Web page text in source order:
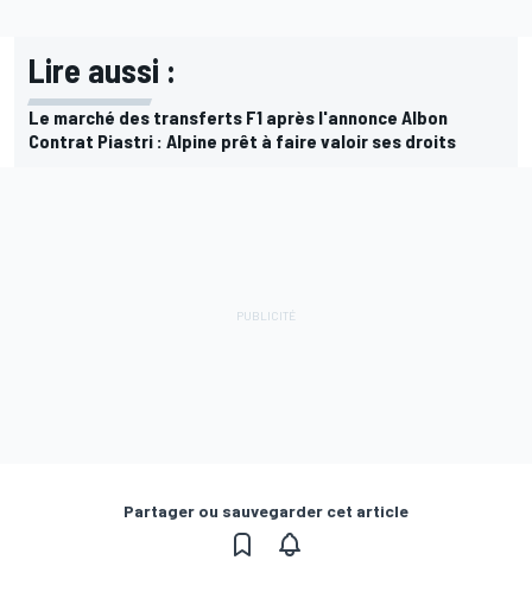
Lire aussi :
Le marché des transferts F1 après l'annonce Albon
Contrat Piastri : Alpine prêt à faire valoir ses droits
Partager ou sauvegarder cet article